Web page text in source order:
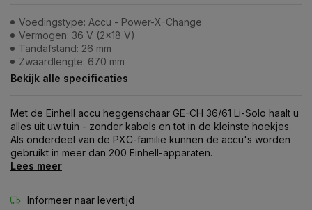
Voedingstype: Accu - Power-X-Change
Vermogen: 36 V (2x18 V)
Tandafstand: 26 mm
Zwaardlengte: 670 mm
Bekijk alle specificaties
Met de Einhell accu heggenschaar GE-CH 36/61 Li-Solo haalt u
alles uit uw tuin - zonder kabels en tot in de kleinste hoekjes.
Als onderdeel van de PXC-familie kunnen de accu's worden
gebruikt in meer dan 200 Einhell-apparaten.
Lees meer
Informeer naar levertijd